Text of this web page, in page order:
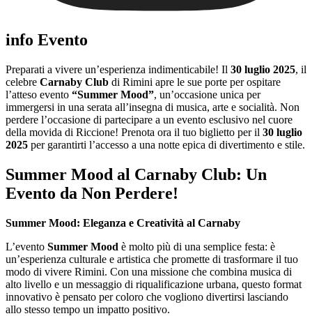
info Evento
Preparati a vivere un’esperienza indimenticabile! Il 30 luglio 2025, il
celebre Carnaby Club di Rimini apre le sue porte per ospitare
l’atteso evento “Summer Mood”, un’occasione unica per
immergersi in una serata all’insegna di musica, arte e socialità. Non
perdere l’occasione di partecipare a un evento esclusivo nel cuore
della movida di Riccione! Prenota ora il tuo biglietto per il 30 luglio
2025 per garantirti l’accesso a una notte epica di divertimento e stile.
Summer Mood al Carnaby Club: Un
Evento da Non Perdere!
Summer Mood: Eleganza e Creatività al Carnaby
L’evento Summer Mood è molto più di una semplice festa: è
un’esperienza culturale e artistica che promette di trasformare il tuo
modo di vivere Rimini. Con una missione che combina musica di
alto livello e un messaggio di riqualificazione urbana, questo format
innovativo è pensato per coloro che vogliono divertirsi lasciando
allo stesso tempo un impatto positivo.